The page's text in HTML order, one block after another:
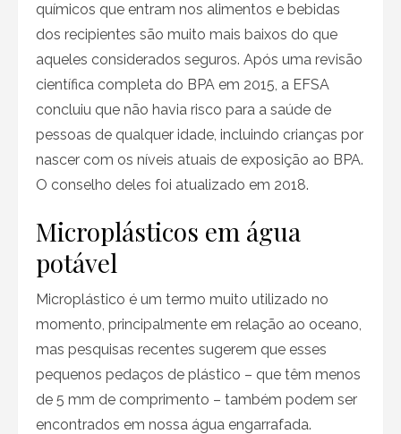
químicos que entram nos alimentos e bebidas
dos recipientes são muito mais baixos do que
aqueles considerados seguros. Após uma revisão
científica completa do BPA em 2015, a EFSA
concluiu que não havia risco para a saúde de
pessoas de qualquer idade, incluindo crianças por
nascer com os níveis atuais de exposição ao BPA.
O conselho deles foi atualizado em 2018.
Microplásticos em água
potável
Microplástico é um termo muito utilizado no
momento, principalmente em relação ao oceano,
mas pesquisas recentes sugerem que esses
pequenos pedaços de plástico – que têm menos
de 5 mm de comprimento – também podem ser
encontrados em nossa água engarrafada.